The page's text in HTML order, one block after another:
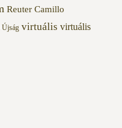
Reuter Camillo
Újság virtuális virtuális